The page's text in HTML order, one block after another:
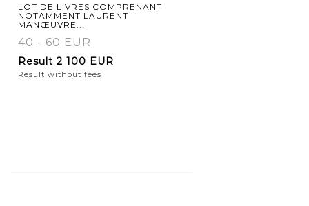
LOT DE LIVRES COMPRENANT
NOTAMMENT LAURENT
MANŒUVRE...
40 - 60 EUR
Result 2 100 EUR
Result without fees